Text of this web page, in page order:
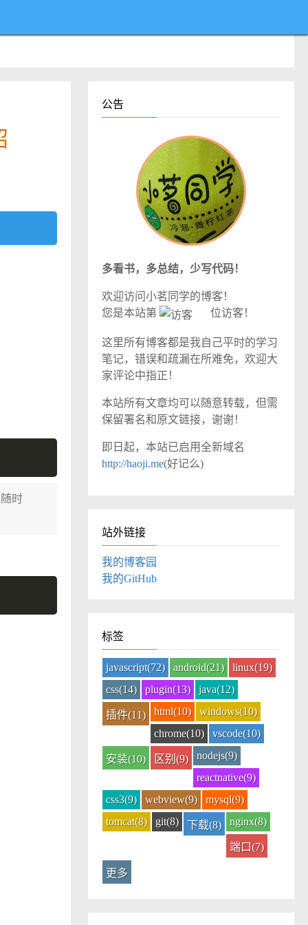
时
公告
多看书，多总结，少写代码！
欢迎访问小茗同学的博客！
您是本站第
位访客！
这里所有博客都是我自己平时的学习
笔记，错误和疏漏在所难免，欢迎大
家评论中指正！
本站所有文章均可以随意转载，但需
保留署名和原文链接，谢谢！
即日起，本站已启用全新域名
http://haoji.me(好记么)
站外链接
我的博客园
我的GitHub
标签
javascript(72) android(21)
linux(19)
css(14)
plugin(13) java(12)
插件(11) html(10)
windows(10)
chrome(10)
vscode(10)
安装(10) 区别(9)
nodejs(9)
reactnative(9)
css3(9)
webview(9)
mysql(9)
tomcat(8)
git(8) 下载(8) nginx(8)
端口(7)
更多